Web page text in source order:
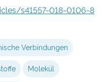
s41557-018-0106-8
Verbindungen
Molekül